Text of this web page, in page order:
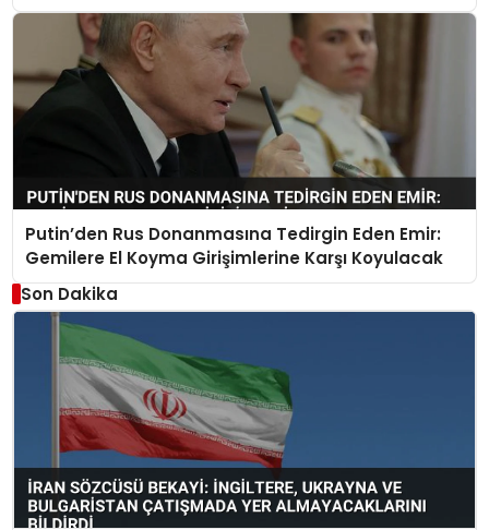
Putin’den Rus Donanmasına Tedirgin Eden Emir:
Gemilere El Koyma Girişimlerine Karşı Koyulacak
Son Dakika